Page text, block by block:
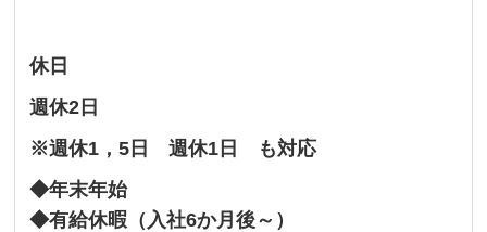
休日
週休2日
※週休1，5日 週休1日 も対応
◆年末年始
◆有給休暇（入社6か月後～）